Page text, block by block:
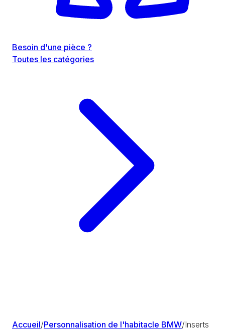
Besoin d'une pièce ?
Toutes les catégories
Accueil/Personnalisation de l'habitacle BMW/Inserts